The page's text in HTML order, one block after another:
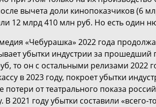
вычета доли кинопоказчиков (6
12 млрд 410 млн руб. Но есть один
«Чебурашка» 2022 года
убытки индустрии за прошедший
то он с остальными релизами 2022
в 2023 году, покроет убытки
от театрального показа
В 2021 году убытки составили «всего-